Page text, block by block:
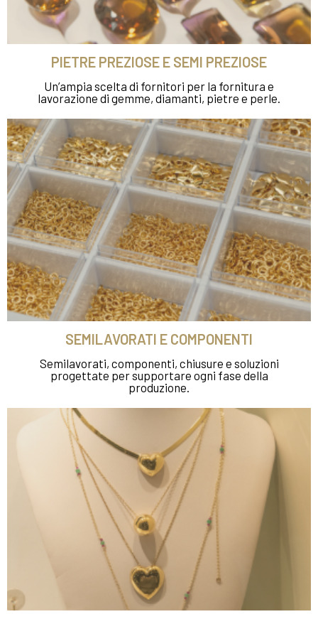
PIETRE PREZIOSE E SEMI PREZIOSE
Un’ampia scelta di fornitori per la fornitura e
lavorazione di gemme, diamanti, pietre e perle.
SEMILAVORATI E COMPONENTI
Semilavorati, componenti, chiusure e soluzioni
progettate per supportare ogni fase della
produzione.